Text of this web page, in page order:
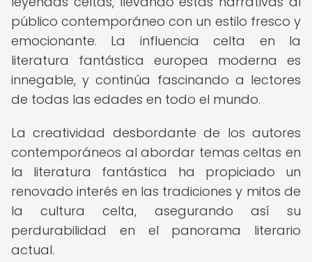
público contemporáneo con un estilo fresco y
emocionante. La influencia celta en la
literatura fantástica europea moderna es
innegable, y continúa fascinando a lectores
de todas las edades en todo el mundo.
La creatividad desbordante de los autores
contemporáneos al abordar temas celtas en
la literatura fantástica ha propiciado un
renovado interés en las tradiciones y mitos de
la cultura celta, asegurando así su
perdurabilidad en el panorama literario
actual.